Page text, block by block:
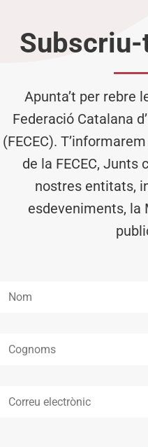
Apunta’t per rebre
Federació Catalana
(FECEC).
de la FECEC, Junts
nostres entitats,
esdeveniments, la